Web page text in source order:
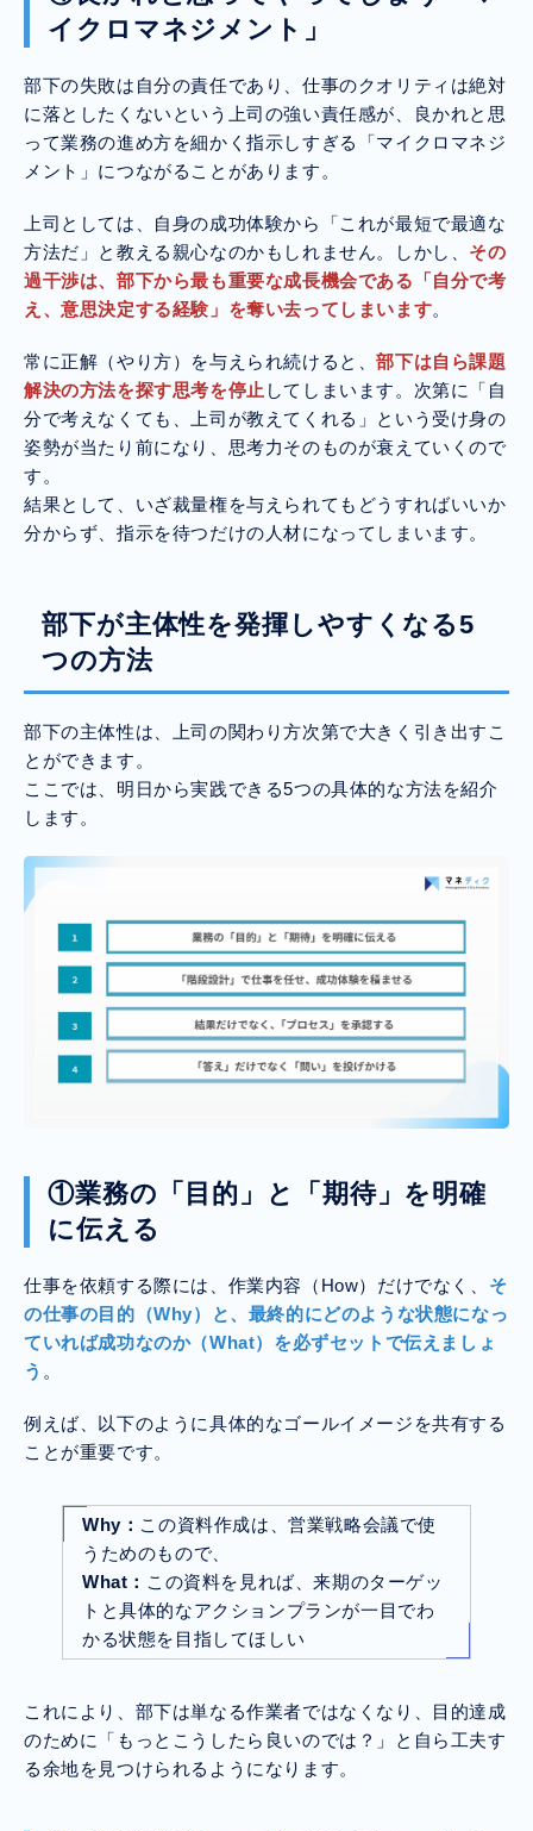
イクロマネジメント」
部下の失敗は自分の責任であり、仕事のクオリティは絶対
に落としたくないという上司の強い責任感が、良かれと思
って業務の進め方を細かく指示しすぎる「マイクロマネジ
メント」につながることがあります。
上司としては、自身の成功体験から「これが最短で最適な
方法だ」と教える親心なのかもしれません。しかし、 その
過干渉は、部下から最も重要な成長機会である「自分で考
え、意思決定する経験」を奪い去ってしまいます。
常に正解（やり方）を与えられ続けると、部下は自ら課題
解決の方法を探す思考を停止 してしまいます。次第に「自
分で考えなくても、上司が教えてくれる」という受け身の
姿勢が当たり前になり、思考力そのものが衰えていくので
す。
結果として、いざ裁量権を与えられてもどうすればいいか
分からず、指示を待つだけの人材になってしまいます。
部下が主体性を発揮しやすくなる5
つの方法
部下の主体性は、上司の関わり方次第で大きく引き出すこ
とができます。
ここでは、明日から実践できる5つの具体的な方法を紹介
します。
①業務の「目的」と「期待」を明確
に伝える
仕事を依頼する際には、作業内容（How）だけでなく、 そ
の仕事の目的（Why）と、最終的にどのような状態になっ
ていれば成功なのか（What）を必ずセットで伝えましょ
う 。
例えば、以下のように具体的なゴールイメージを共有する
ことが重要です。
Why： この資料作成は、営業戦略会議で使
うためのもので、
What： この資料を見れば、来期のターゲッ
トと具体的なアクションプランが一目でわ
かる状態を目指してほしい
これにより、部下は単なる作業者ではなくなり、目的達成
のために「もっとこうしたら良いのでは？」と自ら工夫す
る余地を見つけられるようになります。